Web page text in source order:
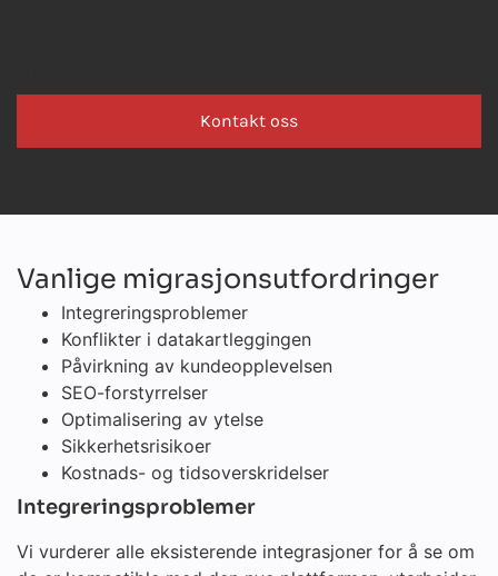
Kontakt oss
Vanlige migrasjonsutfordringer
Integreringsproblemer
Konflikter i datakartleggingen
Påvirkning av kundeopplevelsen
SEO-forstyrrelser
Optimalisering av ytelse
Sikkerhetsrisikoer
Kostnads- og tidsoverskridelser
Integreringsproblemer
Vi vurderer alle eksisterende integrasjoner for å se om